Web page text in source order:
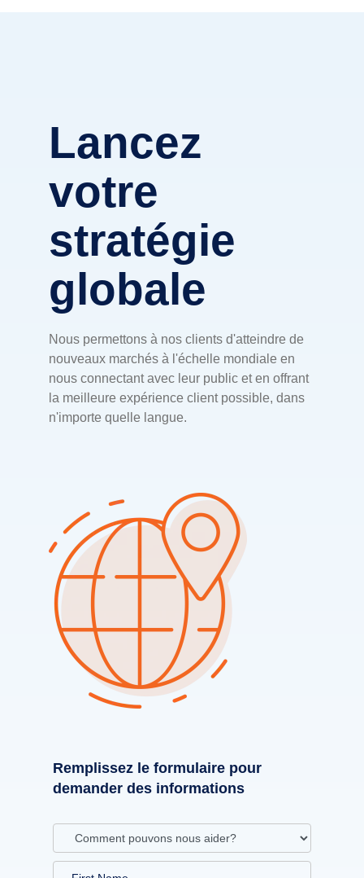
Lancez
votre
stratégie
globale
Nous permettons à nos clients d'atteindre de
nouveaux marchés à l'échelle mondiale en
nous connectant avec leur public et en offrant
la meilleure expérience client possible, dans
n'importe quelle langue.
Remplissez le formulaire pour
demander des informations